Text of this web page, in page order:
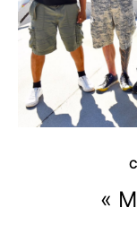
«